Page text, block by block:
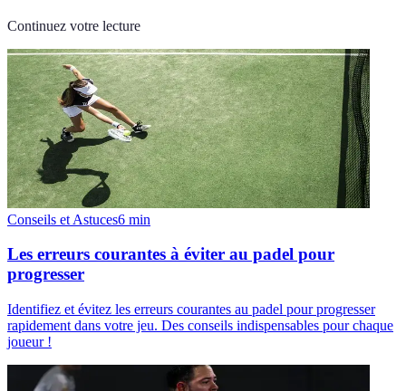
Continuez votre lecture
Conseils et Astuces6 min
Les erreurs courantes à éviter au padel pour
progresser
Identifiez et évitez les erreurs courantes au padel pour progresser
rapidement dans votre jeu. Des conseils indispensables pour chaque
joueur !